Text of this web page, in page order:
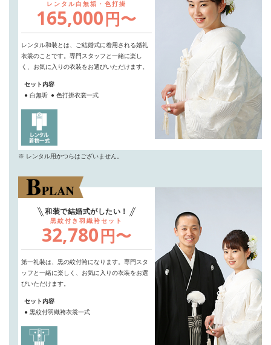
レンタル白無垢・色打掛
165,000 円〜
レンタル和装とは、ご結婚式に着用される婚礼
衣裳のことです。 専門スタッフと一緒に楽し
く、お気に入りの衣装をお選びいただけます。
セット内容
● 白無垢 ● 色打掛衣裳一式
※ レンタル用かつらはございません。
和装で結婚式がしたい！
黒紋付き羽織袴セット
32,780 円〜
第一礼装は、黒の紋付袴になります。 専門スタ
ッフと一緒に楽しく、お気に入りの衣装をお選
びいただけます。
セット内容
● 黒紋付羽織袴衣裳一式